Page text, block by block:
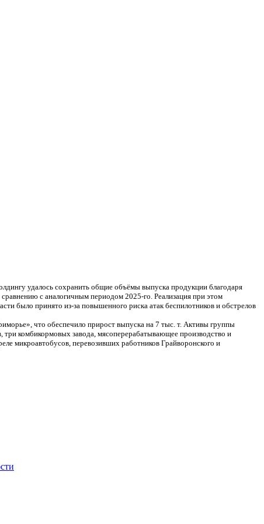
удалось сохранить общие объёмы выпуска продукции благодаря
с аналогичным периодом 2025-го. Реализация при этом
было принято из-за повышенного риска атак беспилотников и обстрелов
что обеспечило прирост выпуска на 7 тыс. т. Активы группы
комбикормовых завода, мясоперерабатывающее производство и
микроавтобусов, перевозивших работников Грайворонского и